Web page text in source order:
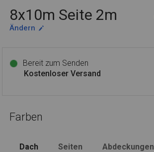
8x10m Seite 2m
Ändern
Bereit zum Senden
Kostenloser Versand
Farben
Dach Seiten Abdeckungen